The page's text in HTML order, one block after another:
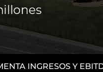
INGRESOS Y